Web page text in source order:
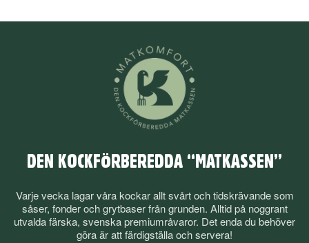
DEN KOCKFÖRBEREDDA “MATKASSEN”
Varje vecka lagar våra kockar allt svårt och tidskrävande som
såser, fonder och grytbaser från grunden. Alltid på noggrant
utvalda färska, svenska premiumråvaror. Det enda du behöver
göra är att färdigställa och servera!